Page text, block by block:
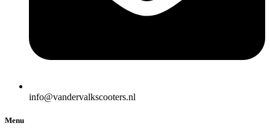
info@vandervalkscooters.nl
Menu